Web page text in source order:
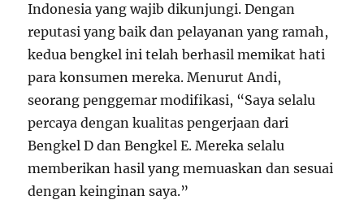
Indonesia yang wajib dikunjungi. Dengan
reputasi yang baik dan pelayanan yang ramah,
kedua bengkel ini telah berhasil memikat hati
para konsumen mereka. Menurut Andi,
seorang penggemar modifikasi, “Saya selalu
percaya dengan kualitas pengerjaan dari
Bengkel D dan Bengkel E. Mereka selalu
memberikan hasil yang memuaskan dan sesuai
dengan keinginan saya.”